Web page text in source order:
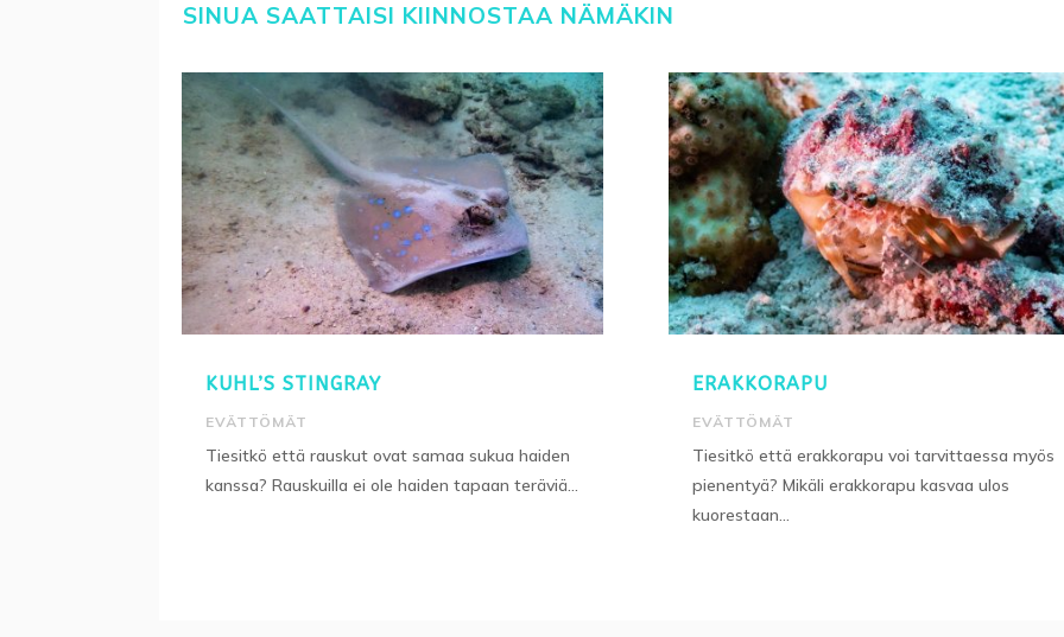
SINUA SAATTAISI KIINNOSTAA NÄMÄKIN
KUHL’S STINGRAY
EVÄTTÖMÄT
Tiesitkö että rauskut ovat samaa sukua haiden
kanssa? Rauskuilla ei ole haiden tapaan teräviä...
ERAKKORAPU
EVÄTTÖMÄT
Tiesitkö että erakkorapu voi tarvittaessa myös
pienentyä? Mikäli erakkorapu kasvaa ulos
kuorestaan...